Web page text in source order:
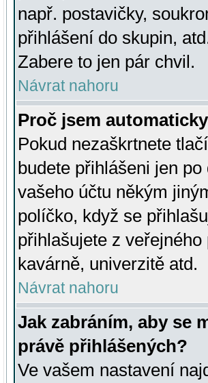
např. postavičky,
přihlášení do skupin,
Zabere to jen pár chvil.
Návrat nahoru
Proč jsem
Pokud nezaškrtnete
budete přihlášeni jen
vašeho účtu někým
políčko, když se
přihlašujete z
kavárně, univerzitě atd.
Návrat nahoru
Jak zabráním, aby se
právě přihlášených?
Ve vašem nastavení